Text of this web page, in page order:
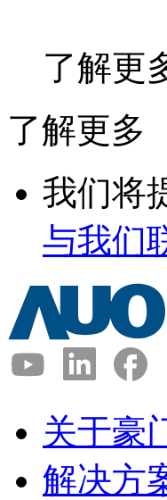
了解更
了解更多
我们将
与我们
关于豪
解决方